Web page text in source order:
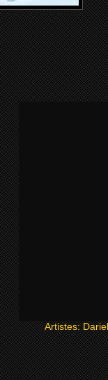
Artistes: